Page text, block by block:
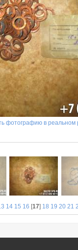
фотографию в реальном
14 15 16 [17] 18 19 20 21